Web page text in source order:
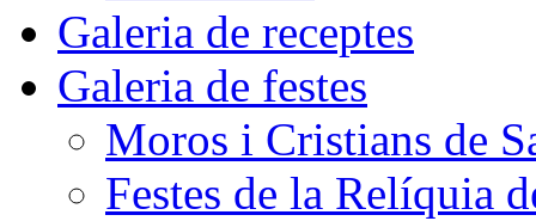
Galeria de receptes
Galeria de festes
Moros i Cristians de
Festes de la Relíquia